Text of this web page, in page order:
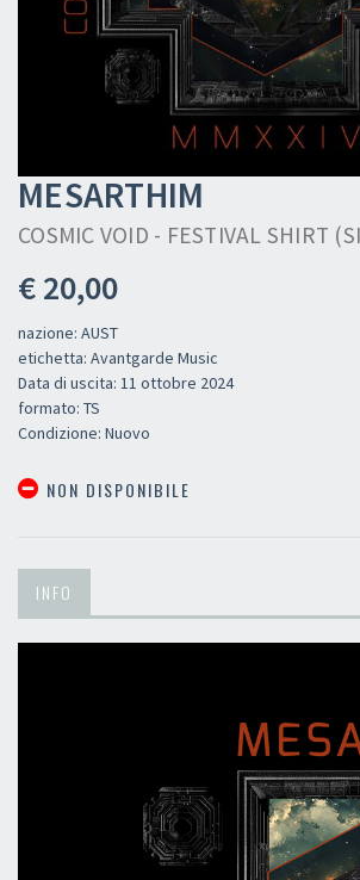
MESARTHIM
COSMIC VOID - FESTIVAL SHIRT
€ 20,00
nazione: AUST
etichetta: Avantgarde Music
Data di uscita: 11 ottobre 2024
formato: TS
Condizione: Nuovo
NON DISPONIBILE
INFO